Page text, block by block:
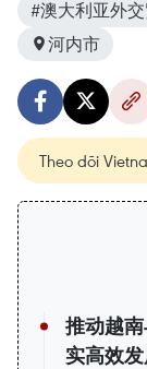
#澳大利亚外
河内市
Theo dõi
推动越
实高效